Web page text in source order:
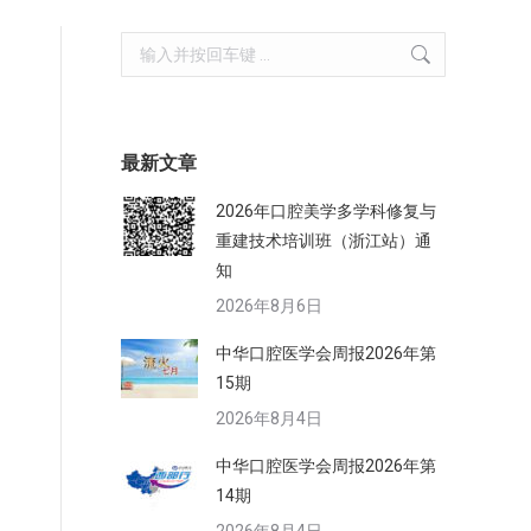
Search:
最新文章
2026年口腔美学多学科修复与
重建技术培训班（浙江站）通
知
2026年8月6日
中华口腔医学会周报2026年第
15期
2026年8月4日
中华口腔医学会周报2026年第
14期